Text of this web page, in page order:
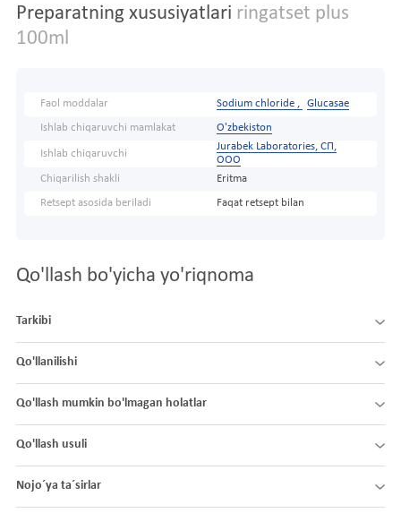
Preparatning xususiyatlari ringatset plus
100ml
Faol moddalar Sodium chloride , Glucasae
Ishlab chiqaruvchi mamlakat O'zbekiston
Ishlab chiqaruvchi
Jurabek Laboratories, СП,
ООО
Chiqarilish shakli
Eritma
Retsept asosida beriladi Faqat retsept bilan
Qo'llash bo'yicha yo'riqnoma
Tarkibi
Qo'llanilishi
Qo'llash mumkin bo'lmagan holatlar
Qo'llash usuli
Nojo´ya ta´sirlar